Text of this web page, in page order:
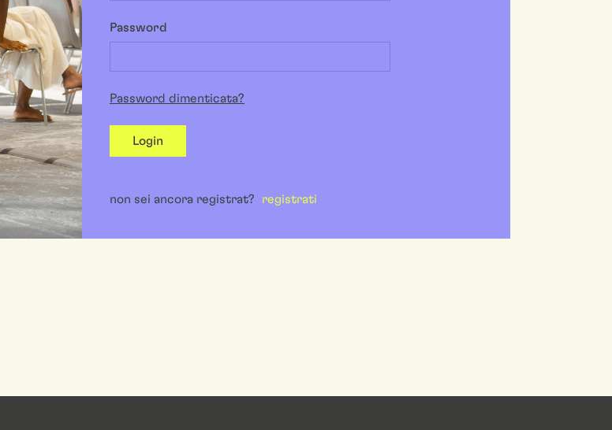
Password
Password dimenticata?
Login
non sei ancora registrat? registrati